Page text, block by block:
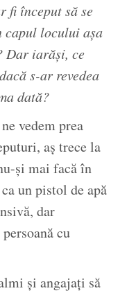
fi început să se
capul locului așa
Dar iarăși, ce
s-ar revedea
dată?
vedem prea
aș trece la
și mai facă în
un pistol de apă
dar
cu
și angajați să